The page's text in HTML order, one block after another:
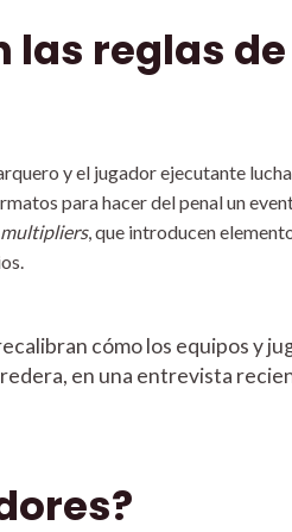
las reglas de
y el jugador ejecutante
para hacer del penal un
, que introducen
cómo los equipos y
en una entrevista